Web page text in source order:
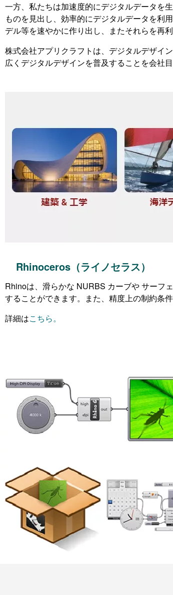
一方、私たちは加速度的にデジタルデータを
ものを見出し、効率的にデジタルデータを利
デル等を速やかに作り出し、またそれらを再
株式会社アプリクラフトは、デジタルデザイ
広くデジタルデザインを普及することを会社目
Rhinoceros（ライノセラス）
Rhinoは、滑らかな NURBS カーブや サーフ
することができます。また、精度上の制約条
詳細はこちら。